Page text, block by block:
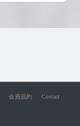
会員規約 Contact